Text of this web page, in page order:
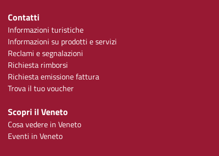
Contatti
Informazioni turistiche
Informazioni su prodotti e servizi
Reclami e segnalazioni
Richiesta rimborsi
Richiesta emissione fattura
Trova il tuo voucher
Scopri il Veneto
Cosa vedere in Veneto
Eventi in Veneto